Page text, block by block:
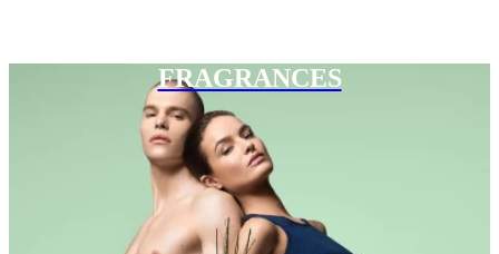
FRAGRANCES